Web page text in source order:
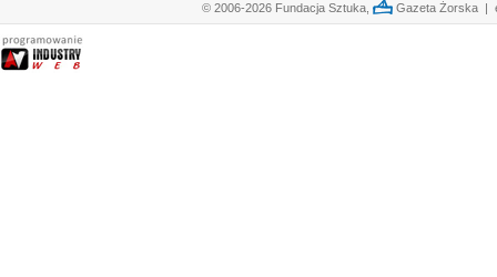
© 2006-2026 Fundacja Sztuka, Gazeta Żorska |